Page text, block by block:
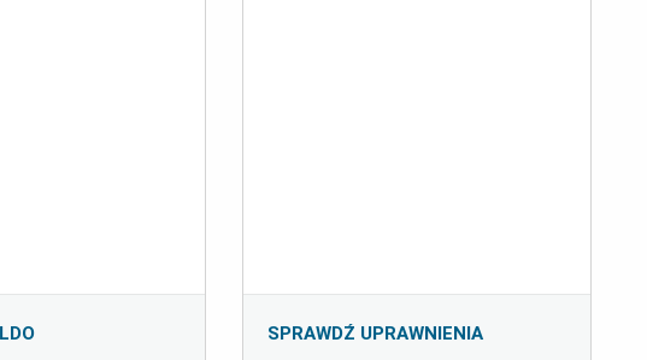
SPRAWDŹ UPRAWNIENIA